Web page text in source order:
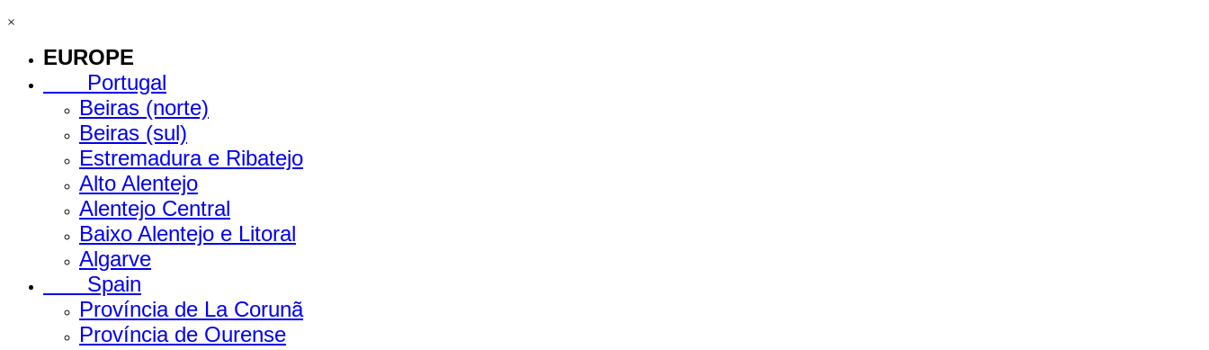
×
EUROPE
Portugal
Beiras (norte)
Beiras (sul)
Estremadura e Ribatejo
Alto Alentejo
Alentejo Central
Baixo Alentejo e Litoral
Algarve
Spain
Província de La Corunã
Província de Ourense